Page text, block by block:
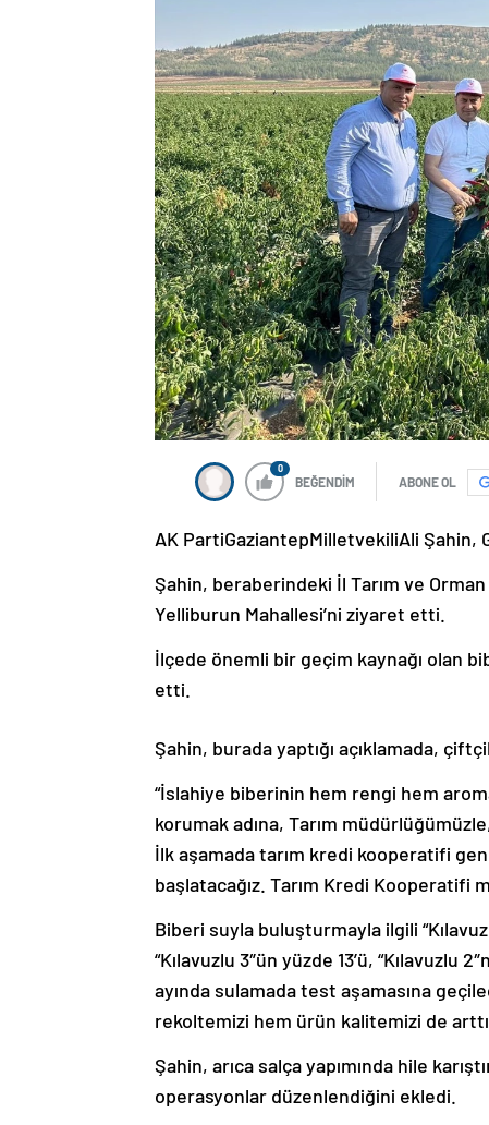
0
BEĞENDİM ABONE OL
AK PartiGaziantepMilletvekiliAli Şahin,
Şahin, beraberindeki İl Tarım ve
Yelliburun Mahallesi’ni ziyaret etti.
İlçede önemli bir geçim kaynağı olan
etti.
Şahin, burada yaptığı açıklamada,
“İslahiye biberinin hem rengi hem
korumak adına, Tarım
İlk aşamada tarım kredi kooperatifi
başlatacağız. Tarım Kredi Kooperatifi
Biberi suyla buluşturmayla ilgili
“Kılavuzlu 3″ün yüzde 13’ü, “Kılavuzlu
ayında sulamada test aşamasına
rekoltemizi hem ürün kalitemizi de
Şahin, arıca salça yapımında hile
operasyonlar düzenlendiğini ekledi.